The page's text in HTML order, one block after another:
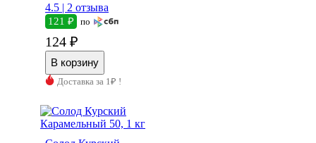
4.5 | 2 отзыва
121 ₽ по
124 ₽
Доставка за 1₽ !